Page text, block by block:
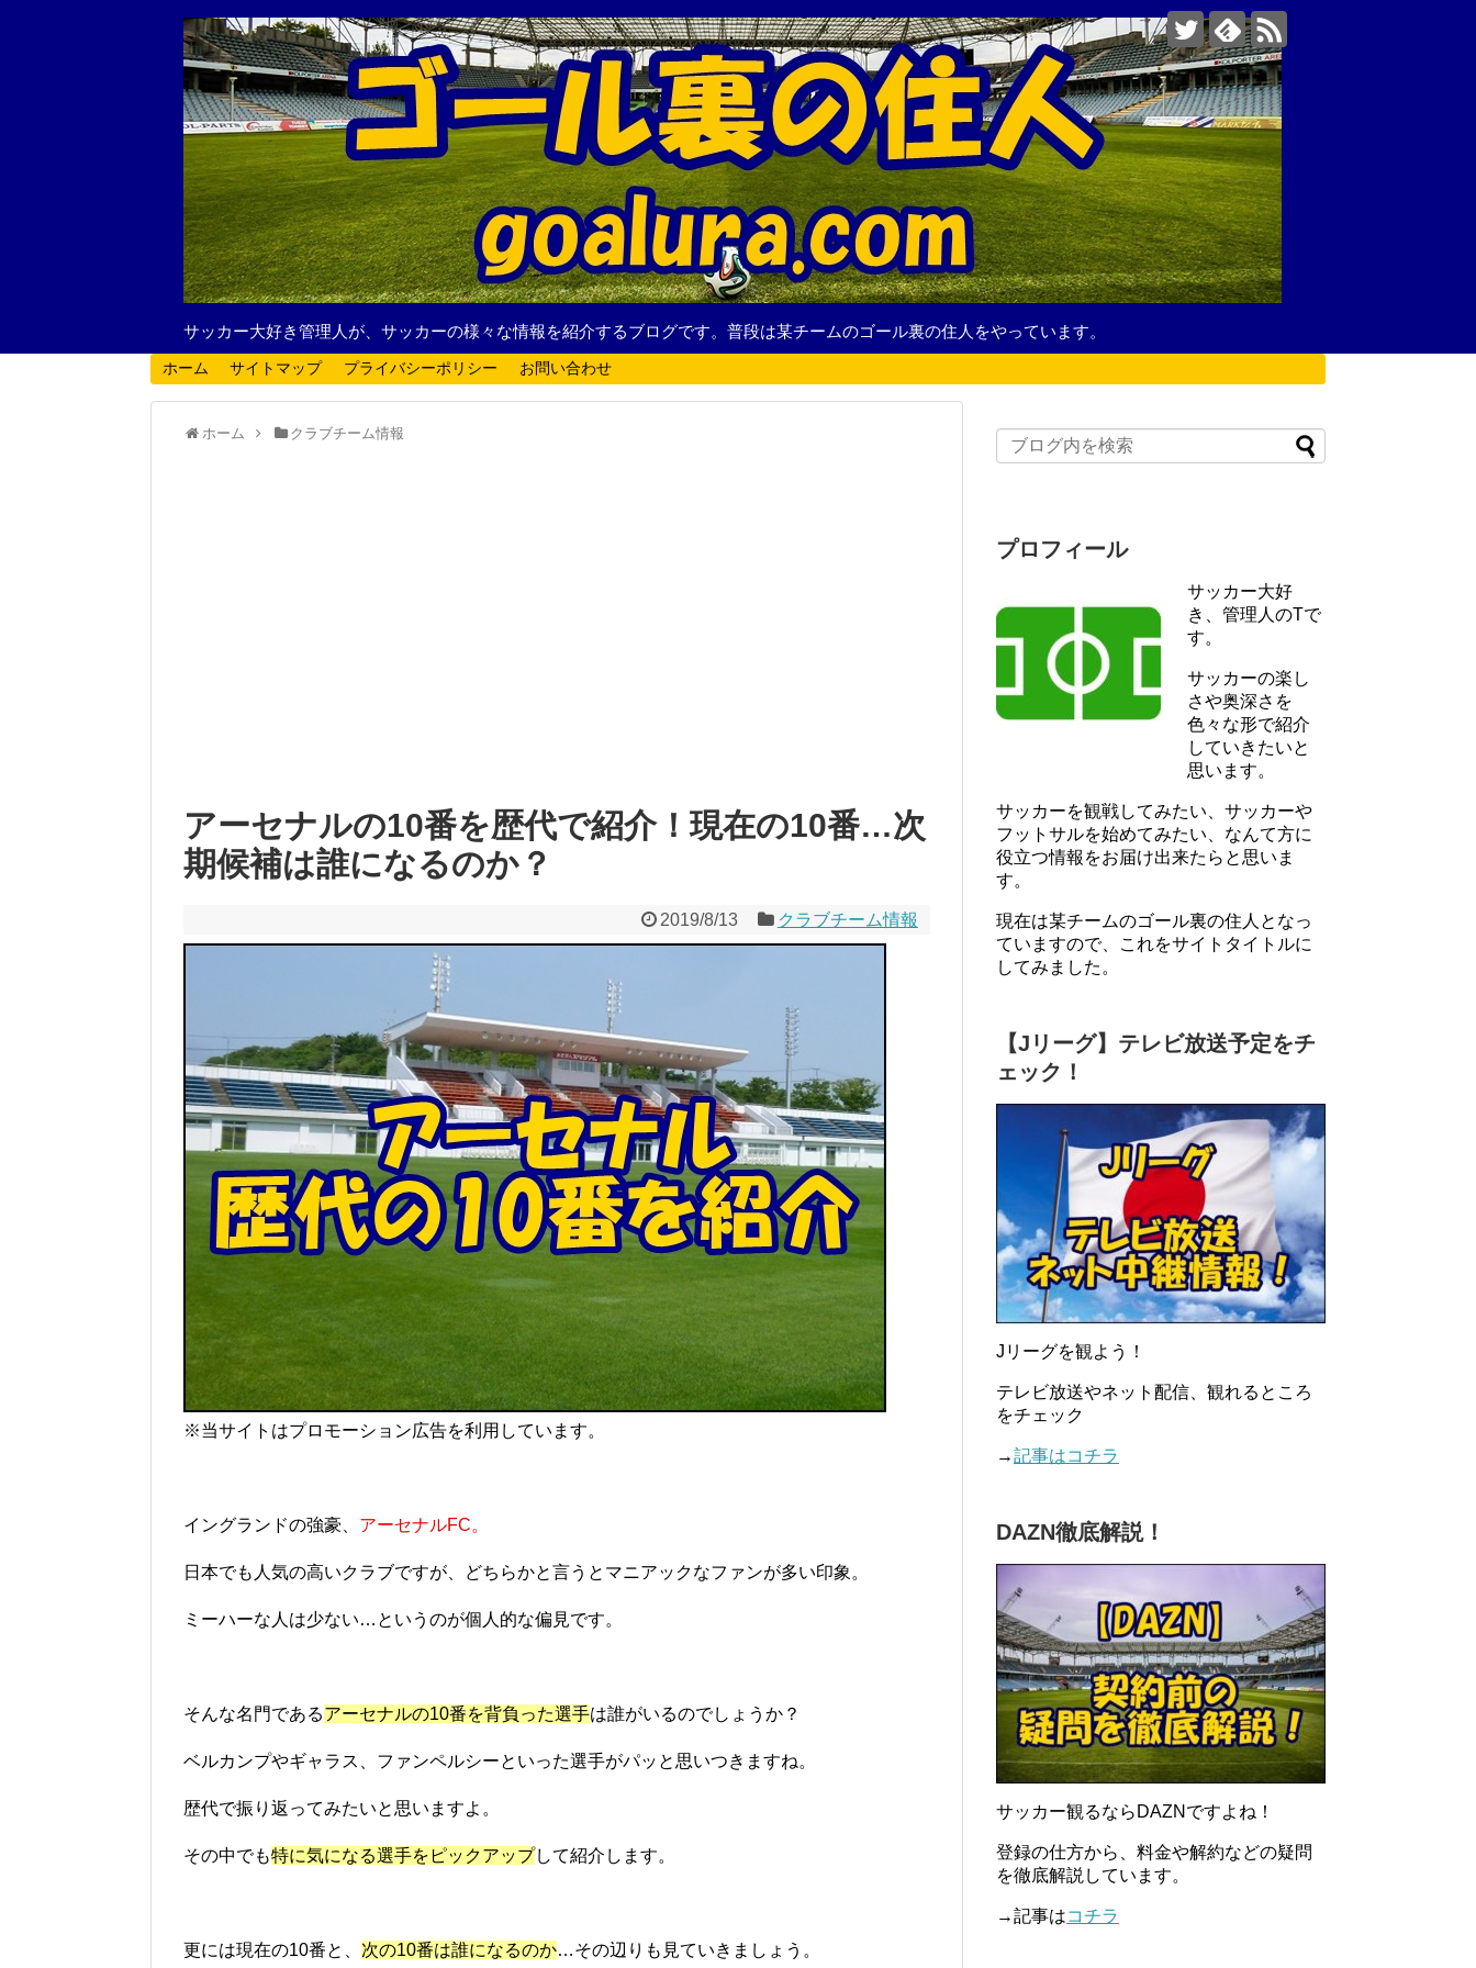
サッカー大好き管理人が、サッカーの様々な情報を紹介するブログです。普段は某チームのゴール裏の住人をやっています。
ホーム サイトマップ プライバシーポリシー お問い合わせ
ホーム クラブチーム情報
アーセナルの10番を歴代で紹介！現在の10番…次
期候補は誰になるのか？
2019/8/13 クラブチーム情報
※当サイトはプロモーション広告を利用しています。
イングランドの強豪、 アーセナルFC。
日本でも人気の高いクラブですが、どちらかと言うとマニアックなファンが多い印象。
ミーハーな人は少ない…というのが個人的な偏見です。
そんな名門であるアーセナルの10番を背負った選手は誰がいるのでしょうか？
ベルカンプやギャラス、ファンペルシーといった選手がパッと思いつきますね。
歴代で振り返ってみたいと思いますよ。
その中でも特に気になる選手をピックアップして紹介します。
更には現在の10番と、 次の10番は誰になるのか…その辺りも見ていきましょう。
プロフィール
サッカー大好
き、管理人のTで
す。
サッカーの楽し
さや奥深さを
色々な形で紹介
していきたいと
思います。
サッカーを観戦してみたい、サッカーや
フットサルを始めてみたい、なんて方に
役立つ情報をお届け出来たらと思いま
す。
現在は某チームのゴール裏の住人となっ
ていますので、これをサイトタイトルに
してみました。
【Jリーグ】テレビ放送予定をチ
ェック！
Jリーグを観よう！
テレビ放送やネット配信、観れるところ
をチェック
→記事はコチラ
DAZN徹底解説！
サッカー観るならDAZNですよね！
登録の仕方から、料金や解約などの疑問
を徹底解説しています。
→記事はコチラ